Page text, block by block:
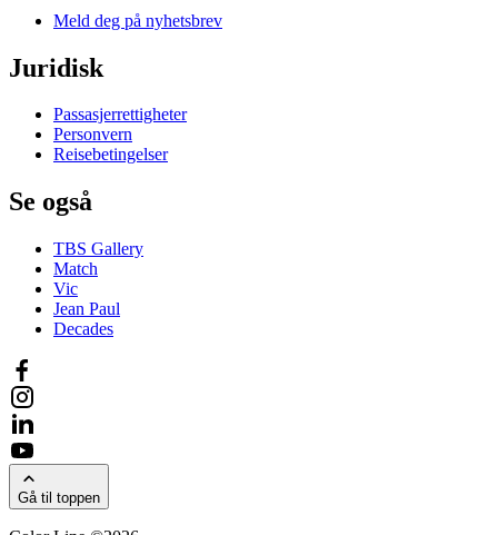
Meld deg på nyhetsbrev
Juridisk
Passasjerrettigheter
Personvern
Reisebetingelser
Se også
TBS Gallery
Match
Vic
Jean Paul
Decades
Gå til toppen